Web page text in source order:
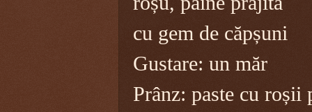
cu gem de căpșuni
Gustare: un măr
Prânz: paste cu roșii